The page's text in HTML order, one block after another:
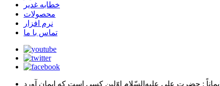
خطابه غدیر
محصولات
نرم افزار
تماس با ما